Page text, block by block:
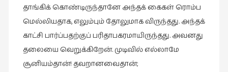
தாங்கிக் கொண்டிருந்தானே அந்தக் கைகள் ரொம்ப
மெல்லியதாக, எலும்பும் தோலுமாக விருந்தது. அந்தக்
காட்சி பார்ப்பதற்குப் பரிதாபகரமாயிருந்தது. அவனது
தலையை வெறுக்கிறேன். முடிவில் எல்லாமே
சூனியம்தான்! தவறானவைதான்;